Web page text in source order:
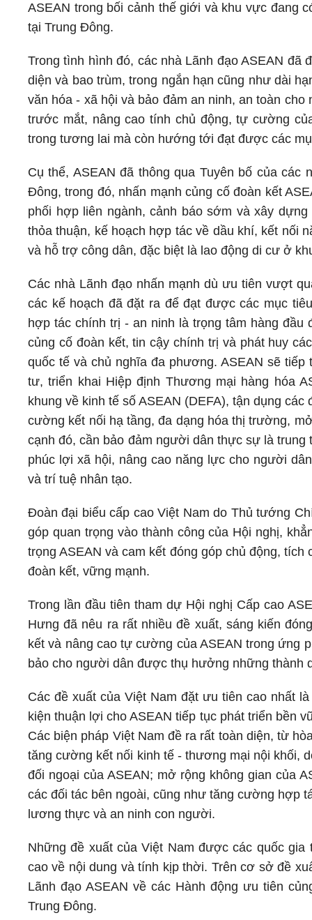
ASEAN trong bối cảnh thế giới và khu vực đang
tại Trung Đông.
Trong tình hình đó, các nhà Lãnh đạo ASEAN
diện và bao trùm, trong ngắn hạn cũng như dài
văn hóa - xã hội và bảo đảm an ninh, an toàn
trước mắt, nâng cao tính chủ động, tự cường
trong tương lai mà còn hướng tới đạt được các
Cụ thể, ASEAN đã thông qua Tuyên bố của các
Đông, trong đó, nhấn mạnh củng cố đoàn kết
phối hợp liên ngành, cảnh báo sớm và xây
thỏa thuận, kế hoạch hợp tác về dầu khí, kết
và hỗ trợ công dân, đặc biệt là lao động di cư ở
Các nhà Lãnh đạo nhấn mạnh dù ưu tiên vượt
các kế hoạch đã đặt ra để đạt được các mục
hợp tác chính trị - an ninh là trọng tâm hàng
củng cố đoàn kết, tin cậy chính trị và phát huy
quốc tế và chủ nghĩa đa phương. ASEAN sẽ
tư, triển khai Hiệp định Thương mại hàng hóa
khung về kinh tế số ASEAN (DEFA), tận dụng
cường kết nối hạ tầng, đa dạng hóa thị trường,
cạnh đó, cần bảo đảm người dân thực sự là
phúc lợi xã hội, nâng cao năng lực cho người
và trí tuệ nhân tạo.
Đoàn đại biểu cấp cao Việt Nam do Thủ tướng
góp quan trọng vào thành công của Hội nghị,
trọng ASEAN và cam kết đóng góp chủ động,
đoàn kết, vững mạnh.
Trong lần đầu tiên tham dự Hội nghị Cấp cao
Hưng đã nêu ra rất nhiều đề xuất, sáng kiến
kết và nâng cao tự cường của ASEAN trong
bảo cho người dân được thụ hưởng những thành
Các đề xuất của Việt Nam đặt ưu tiên cao nhất
kiện thuận lợi cho ASEAN tiếp tục phát triển bền
Các biện pháp Việt Nam đề ra rất toàn diện, từ
tăng cường kết nối kinh tế - thương mại nội khối,
đối ngoại của ASEAN; mở rộng không gian của
các đối tác bên ngoài, cũng như tăng cường hợp
lương thực và an ninh con người.
Những đề xuất của Việt Nam được các quốc gia
cao về nội dung và tính kịp thời. Trên cơ sở đề
Lãnh đạo ASEAN về các Hành động ưu tiên
Trung Đông.